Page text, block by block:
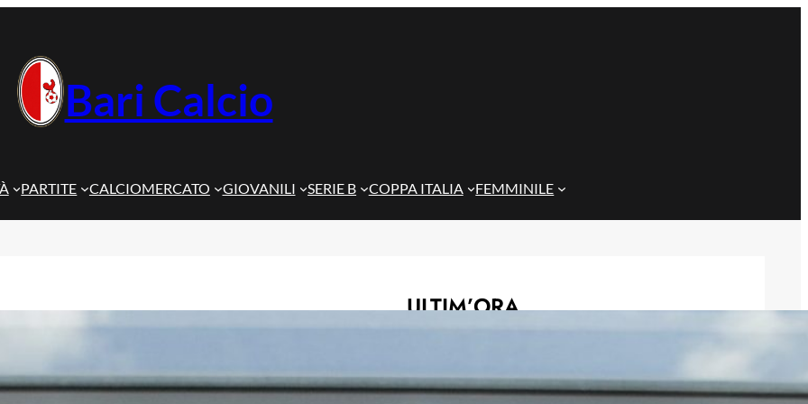
Bari Calcio
PARTITE CALCIOMERCATO GIOVANILI SERIE B COPPA ITALIA FEMMINILE
ULTIM’ORA
29 Maggio 2026